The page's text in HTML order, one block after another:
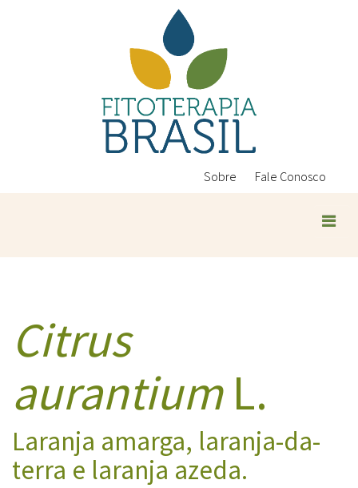
Sobre Fale Conosco
Citrus
aurantiumL.
Laranja amarga, laranja-da-
terra e laranja azeda.